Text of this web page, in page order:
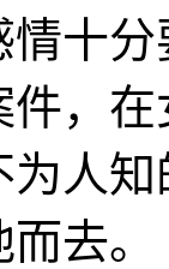
十
，
人
而去